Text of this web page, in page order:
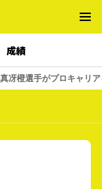
成績
冴橙選手がプロキャリ